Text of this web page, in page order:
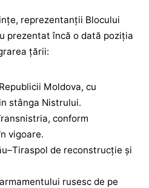
reprezentanții Blocului
prezentat încă o dată poziția
țării:
Moldova, cu
stânga Nistrului.
conform
vigoare.
de reconstrucție și
rusesc de pe